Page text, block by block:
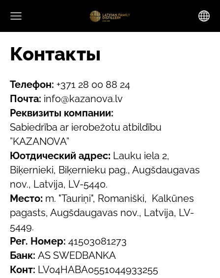
Контакты
Телефон: +371 28 00 88 24
Почта: info@kazanova.lv
Реквизиты компании:
Sabiedrība ar ierobežotu atbildību
”KAZANOVA”
Юотдический адрес: Lauku iela 2,
Biķernieki, Biķernieku pag., Augšdaugavas
nov., Latvija, LV-5440.
Место: m. "Tauriņi", Romaniški, Kalkūnes
pagasts, Augšdaugavas nov., Latvija, LV-
5449.
Рег. Номер: 41503081273
Банк: AS SWEDBANKA
Конт: LV04HABA0551044933255